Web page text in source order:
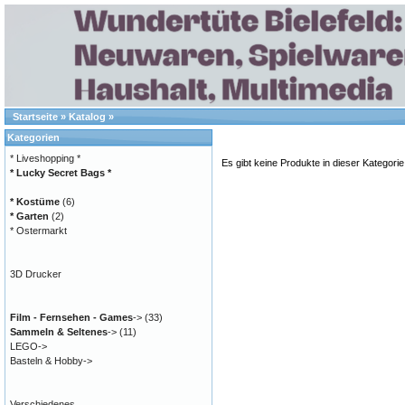
Startseite » Katalog »
Es gibt keine Produkte in dieser
Kategorien
* Liveshopping *
* Lucky Secret Bags *
* Kostüme (6)
* Garten (2)
* Ostermarkt
3D Drucker
Film - Fernsehen - Games-> (33)
Sammeln & Seltenes-> (11)
LEGO->
Basteln & Hobby->